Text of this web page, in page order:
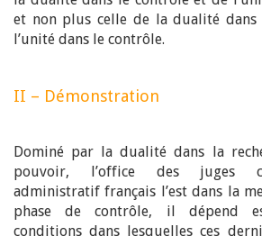
et non plus celle de la dualité
l’unité dans le contrôle.
II – Démonstration
Dominé par la dualité dans la
pouvoir, l’office des juges
administratif français l’est dans la
phase de contrôle, il dépend
conditions dans lesquelles ces